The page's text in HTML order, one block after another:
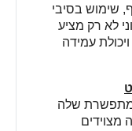
שימוש בסיבי
לא רק מציע
עמידה
מתפשרת שלה
מצוידים